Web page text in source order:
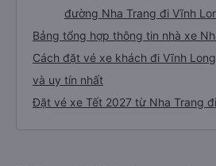
đường Nha Trang đi Vĩnh
Bảng tổng hợp thông tin nhà xe
Cách đặt vé xe khách đi Vĩnh
và uy tín nhất
Đặt vé xe Tết 2027 từ Nha Trang